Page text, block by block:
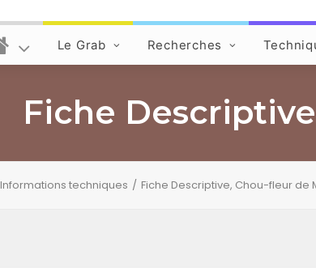
Le Grab Recherches
Fiche
Informations techniques Fiche Descriptive, Chou-fleur de